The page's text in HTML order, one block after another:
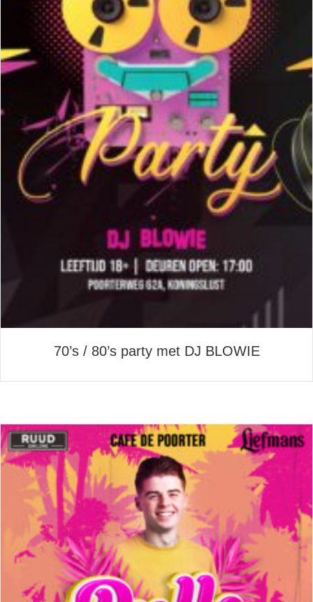
70’s / 80’s party met DJ BLOWIE